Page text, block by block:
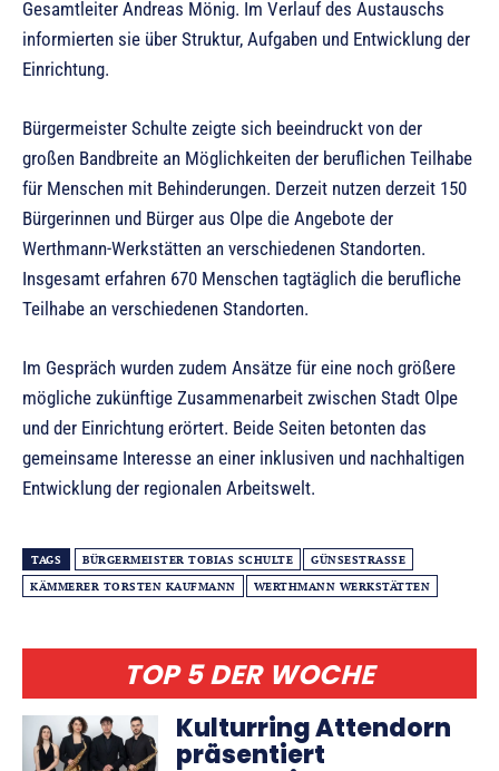
TOP 5 DER WOCHE
Kulturring Attendorn
präsentiert
Gesamtleiter Andreas Mönig. Im Verlauf des Austauschs
informierten sie über Struktur, Aufgaben und Entwicklung der
Einrichtung.
Bürgermeister Schulte zeigte sich beeindruckt von der
großen Bandbreite an Möglichkeiten der beruflichen Teilhabe
für Menschen mit Behinderungen. Derzeit nutzen derzeit 150
Bürgerinnen und Bürger aus Olpe die Angebote der
Werthmann-Werkstätten an verschiedenen Standorten.
Insgesamt erfahren 670 Menschen tagtäglich die berufliche
Teilhabe an verschiedenen Standorten.
Im Gespräch wurden zudem Ansätze für eine noch größere
mögliche zukünftige Zusammenarbeit zwischen Stadt Olpe
und der Einrichtung erörtert. Beide Seiten betonten das
gemeinsame Interesse an einer inklusiven und nachhaltigen
Entwicklung der regionalen Arbeitswelt.
TAGS BÜRGERMEISTER TOBIAS SCHULTE
GÜNSESTRASSE
KÄMMERER TORSTEN KAUFMANN
WERTHMANN WERKSTÄTTEN